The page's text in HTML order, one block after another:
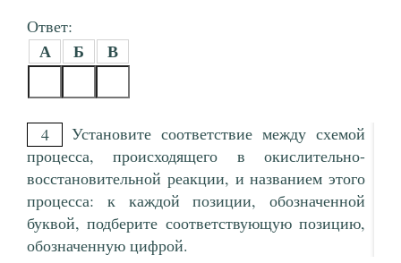
Ответ:
А Б В
4
Установите соответствие между схемой
процесса, происходящего в окислительно-
восстановительной реакции, и названием этого
процесса: к каждой позиции, обозначенной
буквой, подберите соответствующую позицию,
обозначенную цифрой.